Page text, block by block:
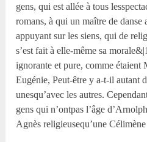
gens, qui est allée à tous
romans, à qui un maître de danse
appuyant sur les siens, qui de
s’est fait à elle-même sa
ignorante et pure, comme
Eugénie, Peut-être y a-t-il autant
unesqu’avec les autres.
gens qui n’ontpas l’âge
Agnès religieusequ’une